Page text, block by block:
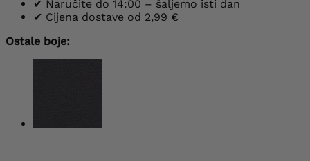
✔ Naručite do 14:00 – šaljemo isti dan
✔ Cijena dostave od 2,99 €
Ostale boje: